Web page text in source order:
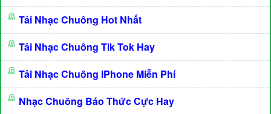
Tải Nhạc Chuông Hot Nhất
Tải Nhạc Chuông Tik Tok Hay
Tải Nhạc Chuông IPhone Miễn Phí
Nhạc Chuông Báo Thức Cực Hay